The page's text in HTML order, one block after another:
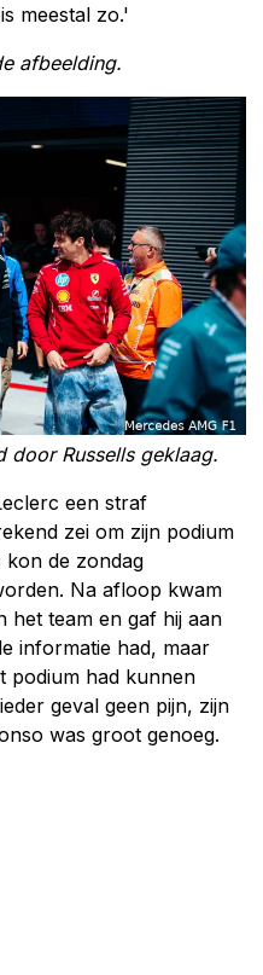
meestal zo.'
afbeelding.
door Russells geklaag.
een straf
zei om zijn podium
kon de zondag
Na afloop kwam
het team en gaf hij aan
informatie had, maar
podium had kunnen
geval geen pijn, zijn
was groot genoeg.